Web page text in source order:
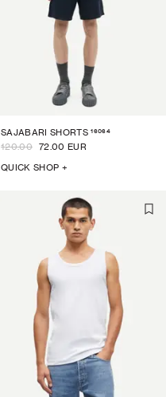
SAJABARI SHORTS 16064
120.00 72.00 EUR
QUICK SHOP +